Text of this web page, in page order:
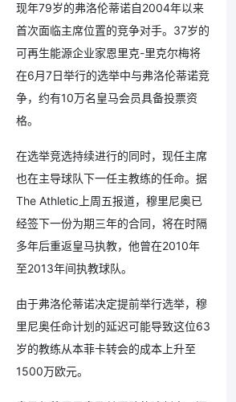
现年79岁的弗洛伦蒂诺自2004年以来
首次面临主席位置的竞争对手。37岁的
可再生能源企业家恩里克-里克尔梅将
在6月7日举行的选举中与弗洛伦蒂诺竞
争，约有10万名皇马会员具备投票资
格。
在选举竞选持续进行的同时，现任主席
也在主导球队下一任主教练的任命。据
The Athletic上周五报道，穆里尼奥已
经签下一份为期三年的合同，将在时隔
多年后重返皇马执教，他曾在2010年
至2013年间执教球队。
由于弗洛伦蒂诺决定提前举行选举，穆
里尼奥任命计划的延迟可能导致这位63
岁的教练从本菲卡转会的成本上升至
1500万欧元。